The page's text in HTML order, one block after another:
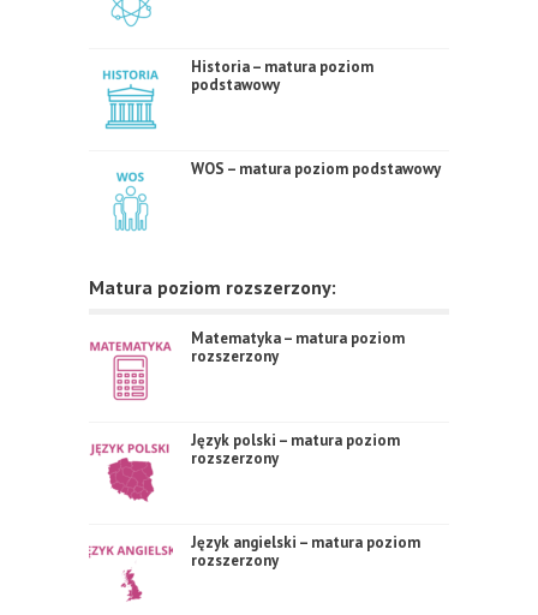
Historia – matura poziom
podstawowy
WOS – matura poziom podstawowy
Matura poziom rozszerzony:
Matematyka – matura poziom
rozszerzony
Język polski – matura poziom
rozszerzony
Język angielski – matura poziom
rozszerzony